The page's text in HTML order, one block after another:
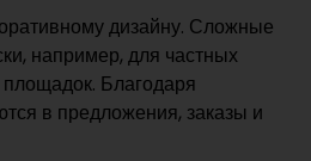
дизайну. Сложные
например, для частных
Благодаря
в предложения, заказы и